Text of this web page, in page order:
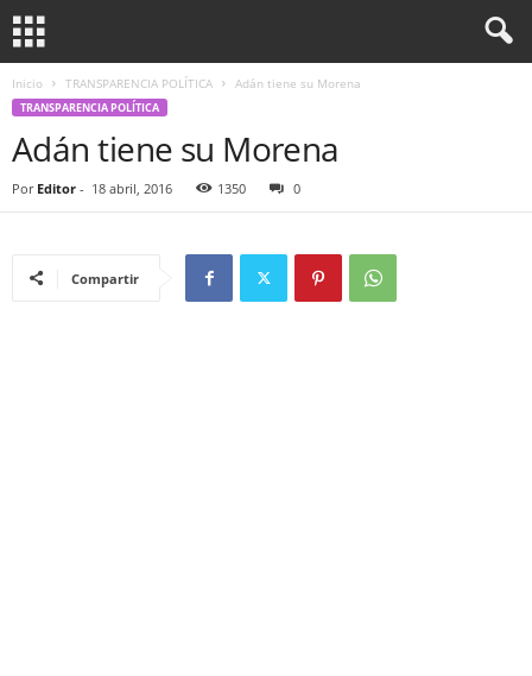
Inicio TRANSPARENCIA POLÍTICA Adán tiene su Morena
TRANSPARENCIA POLÍTICA
Adán tiene su Morena
Por Editor - 18 abril, 2016 1350 0
Compartir